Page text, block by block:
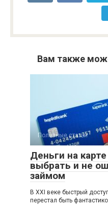
Вам также
Полезные статьи
Деньги на
выбрать и не
займом
В XXI веке быстрый
перестал быть